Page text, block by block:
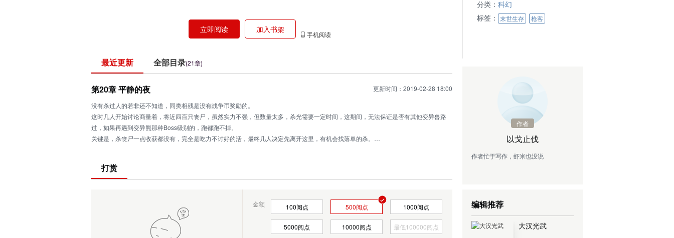
分类： 科幻
标签： 末世生存 枪客
作者
以戈止伐
作者忙于写作，虾米也没说
编辑推荐
大汉光武
立即阅读 加入书架
手机阅读
最近更新 全部目录(21章)
第20章 平静的夜
更新时间：2019-02-28 18:00
没有杀过人的若非还不知道，同类相残是没有战争币奖励的。
这时几人开始讨论商量着，将近四百只丧尸，虽然实力不强，但数量太多，杀光需要一定时间，这期间，无法保证是否有其他变异兽路
过，如果再遇到变异熊那种Boss级别的，跑都跑不掉。
关键是，杀丧尸一点收获都没有，完全是吃力不讨好的活，最终几人决定先离开这里，有机会找落单的杀。
打赏
金额 100阅点 500阅点 1000阅点
5000阅点 10000阅点